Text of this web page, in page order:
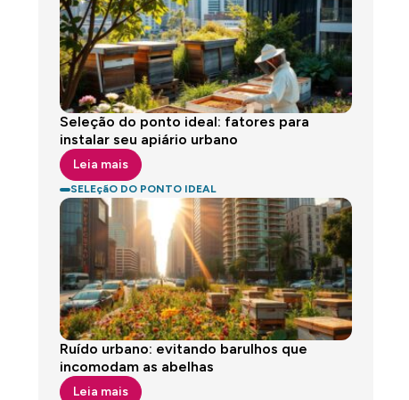
Seleção do ponto ideal: fatores para
instalar seu apiário urbano
Leia mais
SELEçãO DO PONTO IDEAL
Ruído urbano: evitando barulhos que
incomodam as abelhas
Leia mais